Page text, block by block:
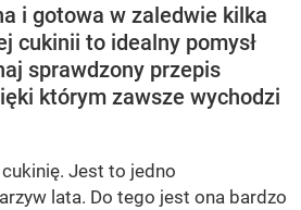
i gotowa w zaledwie kilka
cukinii to idealny pomysł
sprawdzony przepis
którym zawsze wychodzi
Jest to jedno
lata. Do tego jest ona bardzo